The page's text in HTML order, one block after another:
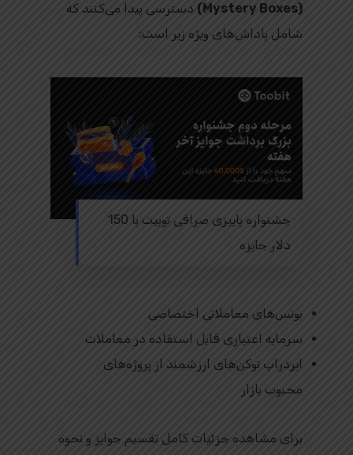
(Mystery Boxes)
دسترسی پیدا می‌کنند که
شامل پاداش‌های ویژه زیر است:
جشنواره پاییزی صرافی توبیت با 150
دلار جایزه
بونس‌های معاملاتی اختصاصی
سرمایه اعتباری قابل استفاده در معاملات
ایردراپ توکن‌های ارزشمند از پروژه‌های
محبوب بازار
برای مشاهده جزئیات کامل تقسیم جوایز و نحوه